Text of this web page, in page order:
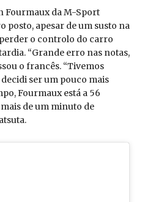
Fourmaux da M-Sport
apesar de um susto na
perder o controlo do carro
“Grande erro nas notas,
o francês. “Tivemos
ser um pouco mais
Fourmaux está a 56
de um minuto de